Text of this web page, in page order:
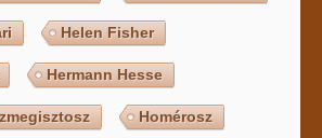
Helen Fisher
Hermann Hesse
Homérosz